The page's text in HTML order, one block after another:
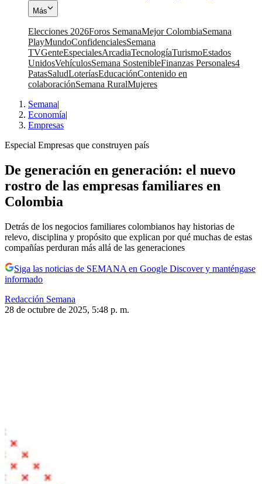
Más
Elecciones 2026Foros SemanaMejor ColombiaSemana
PlayMundoConfidencialesSemana
TVGenteEspecialesArcadiaTecnologíaTurismoEstados
UnidosVehículosSemana SostenibleFinanzas Personales4
PatasSaludLoteríasEducaciónContenido en
colaboraciónSemana RuralMujeres
Semana|
Economía|
Empresas
Especial Empresas que construyen país
De generación en generación: el nuevo
rostro de las empresas familiares en
Colombia
Detrás de los negocios familiares colombianos hay historias de
relevo, disciplina y propósito que explican por qué muchas de estas
compañías perduran más allá de las generaciones
Siga las noticias de SEMANA en Google Discover y manténgase
informado
Redacción Semana
28 de octubre de 2025, 5:48 p. m.